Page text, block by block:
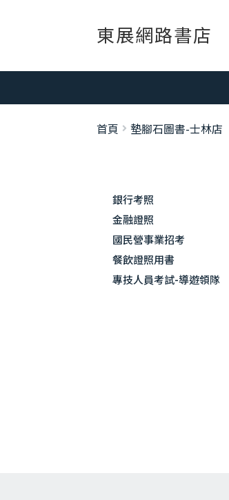
跳
至
覽
跳
至
要
東展網路書店
首頁 墊腳石圖書-士林店
銀行考照
金融證照
國民營事業招考
餐飲證照用書
專技人員考試-導遊領隊